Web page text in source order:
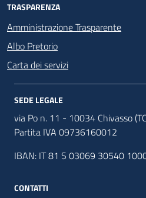
TRASPARENZA
Amministrazione Trasparente
Albo Pretorio
Carta dei servizi
SEDE LEGALE
via Po n. 11 - 10034 Chivasso
Partita IVA 09736160012
IBAN: IT 81 S 03069 30540
CONTATTI